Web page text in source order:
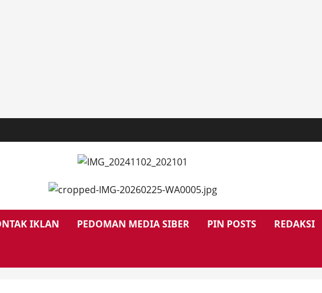
IKLAN PEDOMAN MEDIA SIBER PIN POSTS REDAKSI